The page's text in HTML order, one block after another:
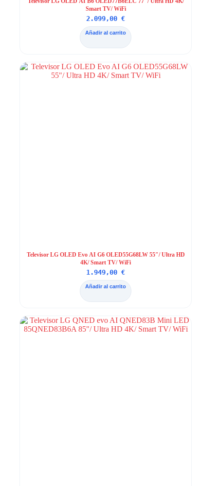
Smart TV/ WiFi
2.099,00€
Añadir al carrito
Televisor LG OLED Evo AI G6 OLED55G68LW 55″/ Ultra HD
4K/ Smart TV/ WiFi
1.949,00€
Añadir al carrito